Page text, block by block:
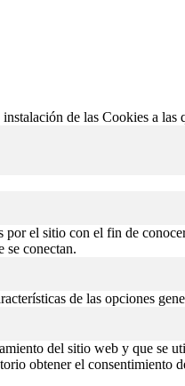
de las Cookies a las
el sitio con el fin de
se conectan.
de las opciones
del sitio web y que se
obtener el consentimiento